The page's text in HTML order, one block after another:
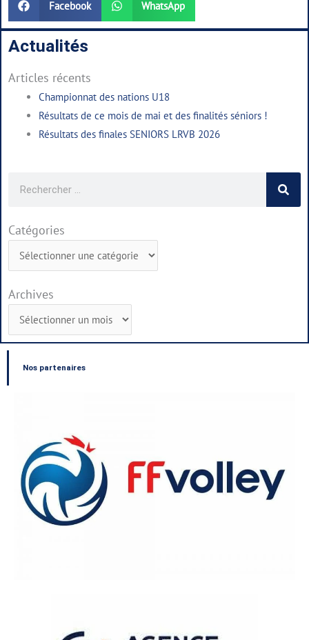
Facebook WhatsApp
Actualités
Articles récents
Championnat des nations U18
Résultats de ce mois de mai et des finalités séniors !
Résultats des finales SENIORS LRVB 2026
Catégories
Catégories
Archives
Archives
Nos partenaires